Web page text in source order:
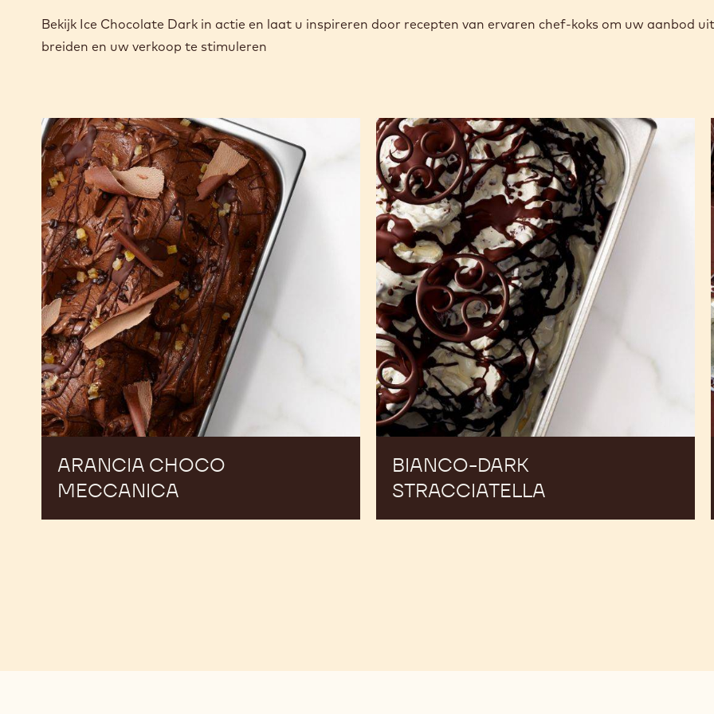
Bekijk Ice Chocolate Dark in actie en laat u inspireren door recepten van ervaren chef-koks om uw aanbod
breiden en uw verkoop te stimuleren
ARANCIA CHOCO
MECCANICA
Arancia
Choco
Meccanica
BIANCO-DARK
STRACCIATELLA
Bianco-
Dark
Stracciatella